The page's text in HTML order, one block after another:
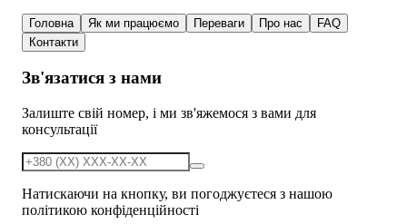
Головна Як ми працюємо Переваги Про нас
FAQ
Контакти
Зв'язатися з нами
Залиште свій номер, і ми зв'яжемося з вами для
консультації
Натискаючи на кнопку, ви погоджуєтеся з нашою
політикою конфіденційності